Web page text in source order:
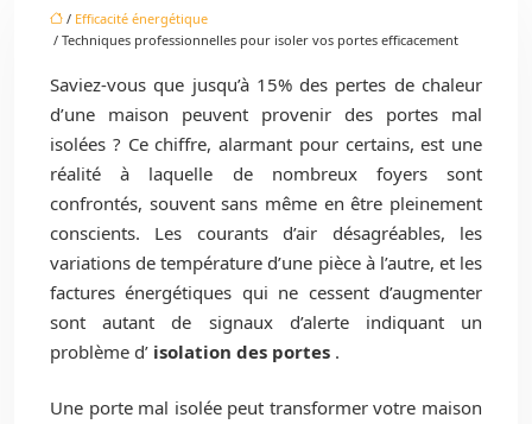
/ Efficacité énergétique
/ Techniques professionnelles pour isoler vos portes efficacement
Saviez-vous que jusqu’à 15% des pertes de chaleur
d’une maison peuvent provenir des portes mal
isolées ? Ce chiffre, alarmant pour certains, est une
réalité à laquelle de nombreux foyers sont
confrontés, souvent sans même en être pleinement
conscients. Les courants d’air désagréables, les
variations de température d’une pièce à l’autre, et les
factures énergétiques qui ne cessent d’augmenter
sont autant de signaux d’alerte indiquant un
problème d’ isolation des portes .
Une porte mal isolée peut transformer votre maison